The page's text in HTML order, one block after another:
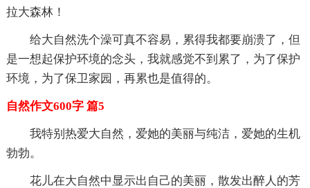
拉大森林！
给大自然洗个澡可真不容易，累得我都要崩溃了，但
是一想起保护环境的念头，我就感觉不到累了，为了保护
环境，为了保卫家园，再累也是值得的。
自然作文600字 篇5
我特别热爱大自然，爱她的美丽与纯洁，爱她的生机
勃勃。
花儿在大自然中显示出自己的美丽，散发出醉人的芳